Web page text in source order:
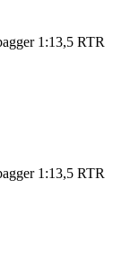
1:13,5 RTR
1:13,5 RTR